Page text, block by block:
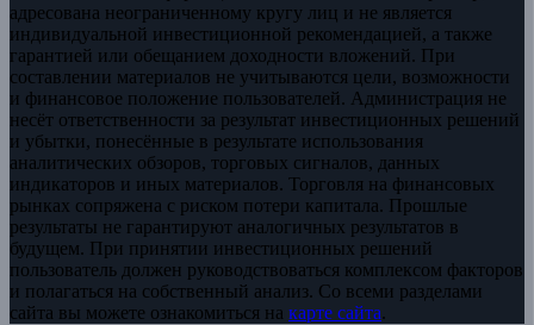
адресована неограниченному кругу лиц и не является
индивидуальной инвестиционной рекомендацией, а также
гарантией или обещанием доходности вложений. При
составлении материалов не учитываются цели, возможности
и финансовое положение пользователей. Администрация не
несёт ответственности за результат инвестиционных решений
и убытки, понесённые в результате использования
аналитических обзоров, торговых сигналов, данных
индикаторов и иных материалов. Торговля на финансовых
рынках сопряжена с риском потери капитала. Прошлые
результаты не гарантируют аналогичных результатов в
будущем. При принятии инвестиционных решений
пользователь должен руководствоваться комплексом факторов
и полагаться на собственный анализ. Со всеми разделами
сайта вы можете ознакомиться на карте сайта.